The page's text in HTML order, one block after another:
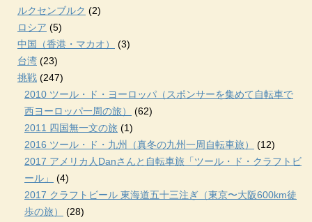
ルクセンブルク (2)
ロシア (5)
中国（香港・マカオ）
(3)
台湾 (23)
挑戦 (247)
2010 ツール・ド・ヨーロッパ（スポンサーを集めて自転車で
西ヨーロッパ一周の旅）
(62)
2011 四国無一文の旅 (1)
2016 ツール・ド・九州（真冬の九州一周自転車旅）
(12)
2017 アメリカ人Danさんと自転車旅「ツール・ド・クラフトビ
ール」
(4)
2017 クラフトビール 東海道五十三注ぎ（東京〜大阪600km徒
歩の旅）
(28)